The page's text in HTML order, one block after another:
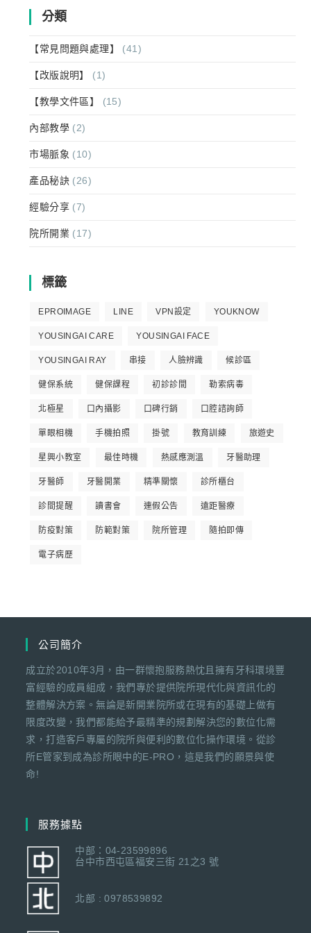
分類
【常見問題與處理】 (41)
【改版說明】 (1)
【教學文件區】 (15)
內部教學 (2)
市場脈象 (10)
產品秘訣 (26)
經驗分享 (7)
院所開業 (17)
標籤
EPROIMAGE LINE VPN設定 YOUKNOW
YOUSINGAI CARE YOUSINGAI FACE
YOUSINGAI RAY 串接 人臉辨識 候診區
健保系統 健保課程 初診診間 勒索病毒
北極星 口內攝影 口碑行銷 口腔諮詢師
單眼相機 手機拍照 掛號 教育訓練 旅遊史
星興小教室 最佳時機 熱感應測溫 牙醫助理
牙醫師 牙醫開業 精準關懷 診所櫃台
診間提醒 讀書會 連假公告 遠距醫療
防疫對策 防範對策 院所管理 隨拍即傳
電子病歷
公司簡介
成立於2010年3月，由一群懷抱服務熱忱且擁有牙科環境豐
富經驗的成員組成，我們專於提供院所現代化與資訊化的
整體解決方案。無論是新開業院所或在現有的基礎上做有
限度改變，我們都能給予最精準的規劃解決您的數位化需
求，打造客戶專屬的院所與便利的數位化操作環境。從診
所E管家到成為診所眼中的E-PRO，這是我們的願景與使
命!
服務據點
中部：04-23599896
台中市西屯區福安三街 21之3 號
北部 : 0978539892